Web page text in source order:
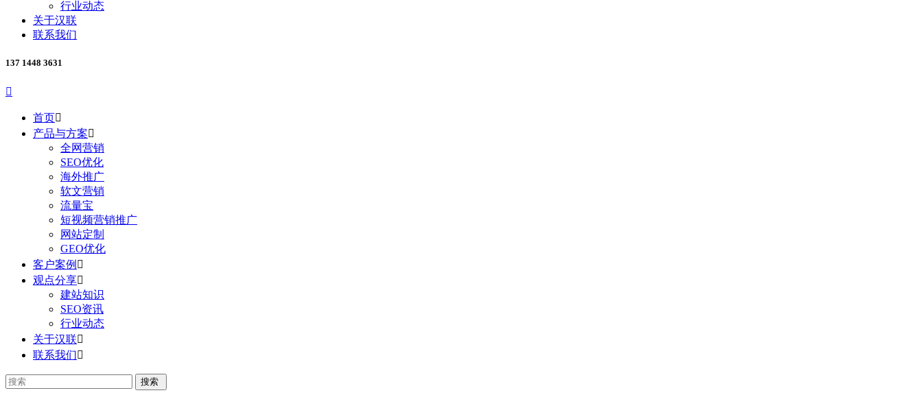
行业动态
关于汉联
联系我们
137 1448 3631

首页
产品与方案
全网营销
SEO优化
海外推广
软文营销
流量宝
短视频营销推广
网站定制
GEO优化
客户案例 
观点分享
建站知识
SEO资讯
行业动态
关于汉联
联系我们